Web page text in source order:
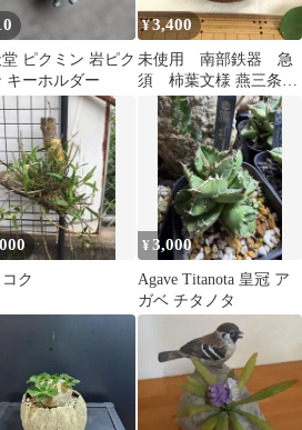
ピクミン 岩ピク
キーホルダー
¥3,400
未使用 南部鉄器 急
須 柿葉文様 燕三条
金属工芸 鋳鉄製鉄瓶
ク
¥3,000
Agave Titanota 皇冠 ア
ガベ チタノタ